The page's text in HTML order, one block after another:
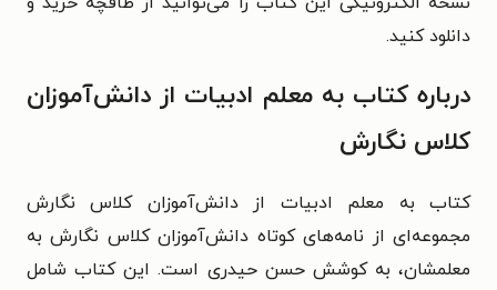
دانلود کنید.
درباره کتاب به معلم ادبیات از دانش‌آموزان
کلاس نگارش
کتاب به معلم ادبیات از دانش‌آموزان کلاس نگارش
مجموعه‌ای از نامه‌های کوتاه دانش‌آموزان کلاس نگارش به
معلمشان، به کوشش حسن حیدری است. این کتاب شامل